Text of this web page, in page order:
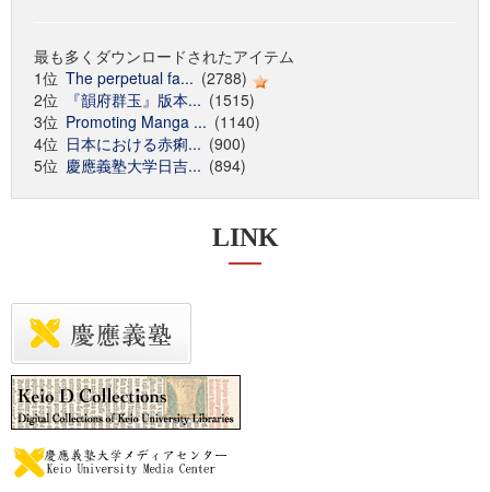
最も多くダウンロードされたアイテム
1位 The perpetual fa... (2788)
2位
『韻府群玉』版本... (1515)
3位 Promoting Manga ... (1140)
4位 日本における赤痢... (900)
5位 慶應義塾大学日吉... (894)
LINK